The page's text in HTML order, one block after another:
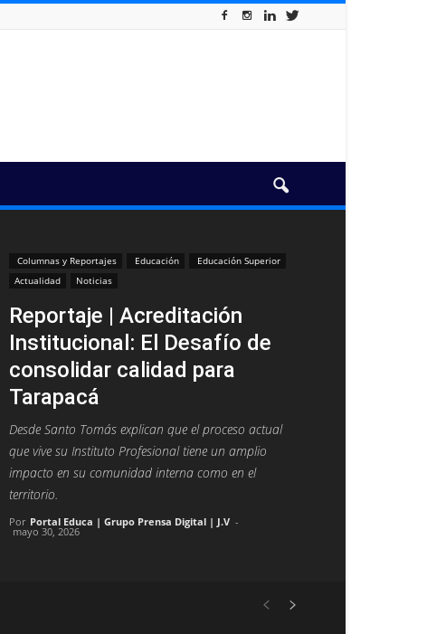
Columnas y Reportajes Educación
Educación Superior
Actualidad
Noticias
Reportaje | Acreditación
Institucional: El Desafío de
consolidar calidad para
Tarapacá
Desde Santo Tomás explican que el proceso actual
que vive su Instituto Profesional tiene un amplio
impacto en su comunidad interna como en el
territorio.
Por Portal Educa | Grupo Prensa Digital | J.V -
mayo 30, 2026